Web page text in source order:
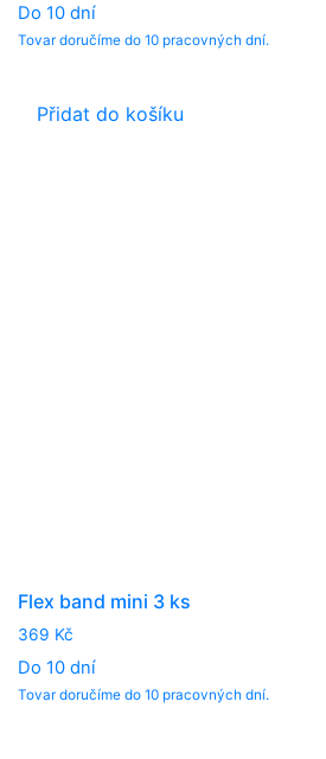
Do 10 dní
Tovar doručíme do 10 pracovných dní.
Přidat do košíku
Flex band mini 3 ks
369 Kč
Do 10 dní
Tovar doručíme do 10 pracovných dní.